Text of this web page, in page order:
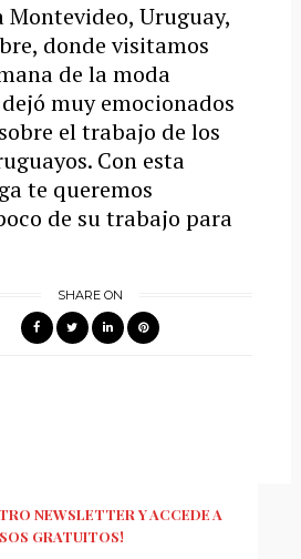
Montevideo, Uruguay,
donde visitamos
de la moda
muy emocionados
el trabajo de los
Con esta
te queremos
de su trabajo para
SHARE ON
NEWSLETTER Y ACCEDE A
GRATUITOS!